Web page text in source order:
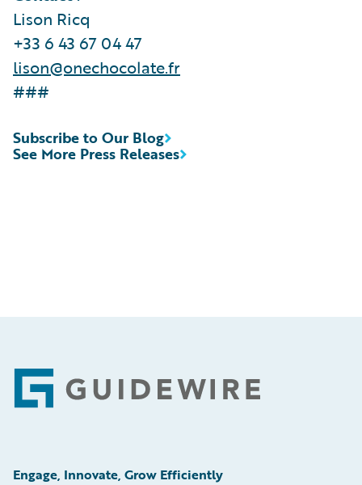
Lison Ricq
+33 6 43 67 04 47
lison@onechocolate.fr
###
See More Press Releases
Subscribe to Our Blog
Footer
Engage, Innovate, Grow Efficiently